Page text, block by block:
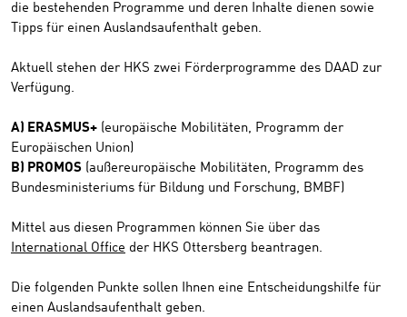
die bestehenden Programme und deren Inhalte dienen sowie
Tipps für einen Auslandsaufenthalt geben.
Aktuell stehen der HKS zwei Förderprogramme des DAAD zur
Verfügung.
A) ERASMUS+ (europäische Mobilitäten, Programm der
Europäischen Union)
B) PROMOS (außereuropäische Mobilitäten, Programm des
Bundesministeriums für Bildung und Forschung, BMBF)
Mittel aus diesen Programmen können Sie über das
International Office der HKS Ottersberg beantragen.
Die folgenden Punkte sollen Ihnen eine Entscheidungshilfe für
einen Auslandsaufenthalt geben.